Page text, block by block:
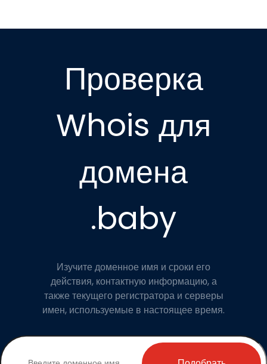
Проверка
Whois для
домена
.baby
Изучите доменное имя и сроки его
действия, контактную информацию, а
также текущего регистратора и серверы
имен, используемые в настоящее время.